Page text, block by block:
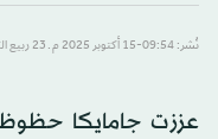
نُشر: 09:54-15 أكتوبر 2025 م ـ 23 ربيع الثاني 1447 هـ
عززت جامايكا